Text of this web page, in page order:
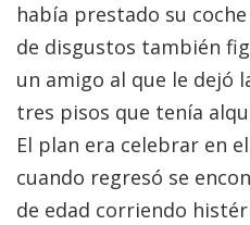
había prestado su
de disgustos también
un amigo al que le dejó
tres pisos que tenía
El plan era celebrar en
cuando regresó se
de edad corriendo